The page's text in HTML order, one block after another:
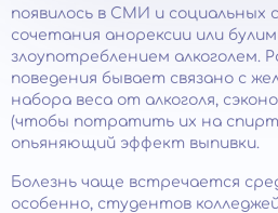
появилось в СМИ и социальных
сочетания анорексии или
злоупотреблением алкоголем.
поведения бывает связано с
набора веса от алкоголя,
(чтобы потратить их на
опьяняющий эффект выпивки.
Болезнь чаще встречается
особенно, студентов